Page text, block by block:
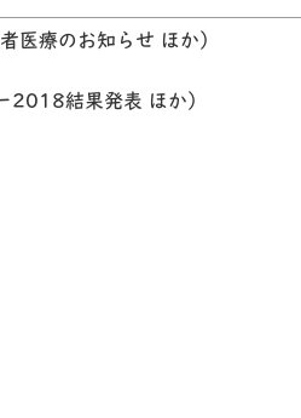
医療のお知らせ ほか）
2018結果発表 ほか）